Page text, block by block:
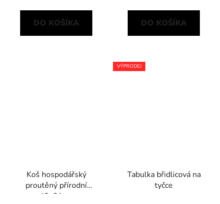
DO KOŠÍKA DO KOŠÍKA
Koš hospodářský
proutěný přírodní
42x31cm
VÝPRODEJ
Tabulka břidlicová na
tyčce